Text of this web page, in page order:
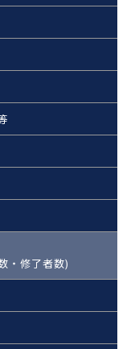
・修了者数)